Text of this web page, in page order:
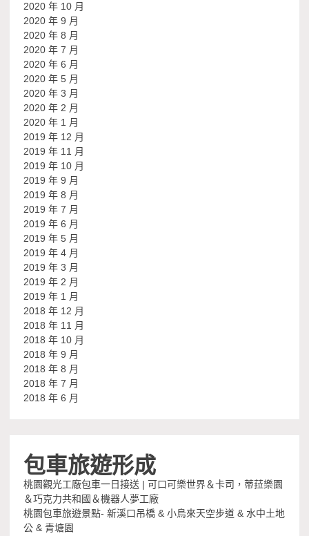
2020 年 10 月
2020 年 9 月
2020 年 8 月
2020 年 7 月
2020 年 6 月
2020 年 5 月
2020 年 3 月
2020 年 2 月
2020 年 1 月
2019 年 12 月
2019 年 11 月
2019 年 10 月
2019 年 9 月
2019 年 8 月
2019 年 7 月
2019 年 6 月
2019 年 5 月
2019 年 4 月
2019 年 3 月
2019 年 2 月
2019 年 1 月
2018 年 12 月
2018 年 11 月
2018 年 10 月
2018 年 9 月
2018 年 8 月
2018 年 7 月
2018 年 6 月
包車旅遊形成
桃園觀光工廠包車一日接送 | 可口可樂世界＆卡司，蒂菈樂園
＆巧克力共和國＆機器人夢工廠
桃園包車旅遊景點- 新溪口吊橋 & 小烏來天空步道 & 水中土地
公 & 青塘園